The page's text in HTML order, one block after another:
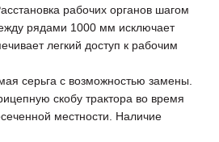
рабочих органов шагом
рядами 1000 мм исключает
легкий доступ к рабочим
серьга с возможностью замены.
скобу трактора во время
местности. Наличие